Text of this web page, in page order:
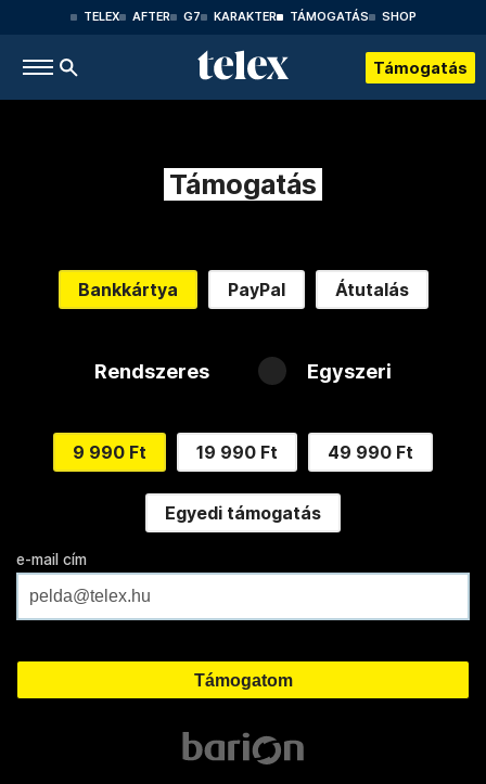
TELEX AFTER G7 KARAKTER TÁMOGATÁS SHOP
Támogatás
Támogatás
Bankkártya PayPal Átutalás
Rendszeres Egyszeri
9 990 Ft 19 990 Ft 49 990 Ft
Egyedi támogatás
e-mail cím